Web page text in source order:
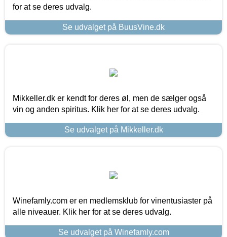
for at se deres udvalg.
Se udvalget på BuusVine.dk
Mikkeller.dk er kendt for deres øl, men de sælger også
vin og anden spiritus. Klik her for at se deres udvalg.
Se udvalget på Mikkeller.dk
Winefamly.com er en medlemsklub for vinentusiaster på
alle niveauer. Klik her for at se deres udvalg.
Se udvalget på Winefamly.com